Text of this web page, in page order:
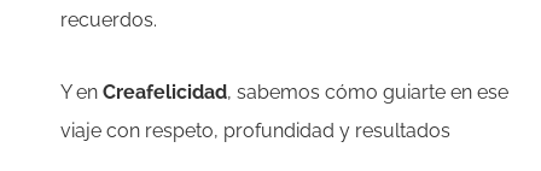
recuerdos.
Y en Creafelicidad, sabemos cómo guiarte en ese
viaje con respeto, profundidad y resultados